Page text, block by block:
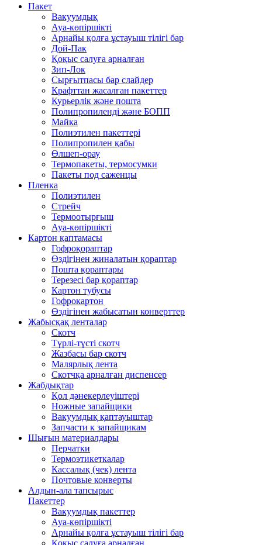
Пакет
Вакуумдық
Ауа-көпіршікті
Арнайы қолға ұстауыш тілігі бар
Дой-Пак
Қоқыс салуға арналған
Зип-Лок
Сырғытпасы бар слайдер
Крафттан жасалған пакеттер
Курьерлік және пошта
Полипропиленді және БОПП
Майка
Полиэтилен пакеттері
Полипропилен қабы
Өлшеп-орау
Термопакеты, термосумки
Пакеты под саженцы
Пленка
Полиэтилен
Стрейч
Термоотырғыш
Ауа-көпіршікті
Картон қаптамасы
Гофроқораптар
Өздігінен жиналатын қораптар
Пошта қораптары
Терезесі бар қораптар
Картон тубусы
Гофрокартон
Өздігінен жабысатын конверттер
Жабысқақ ленталар
Скотч
Түрлі-түсті скотч
Жазбасы бар скотч
Малярлық лента
Скотчқа арналған диспенсер
Жабдықтар
Қол дәнекерлеуіштері
Ножные запайщики
Вакуумдық қаптауыштар
Запчасти к запайщикам
Шығын материалдары
Перчатки
Термоэтикеткалар
Кассалық (чек) лента
Почтовые конверты
Алдын-ала тапсырыс
Пакеттер
Вакуумдық пакеттер
Ауа-көпіршікті
Арнайы қолға ұстауыш тілігі бар
Қоқыс салуға арналған